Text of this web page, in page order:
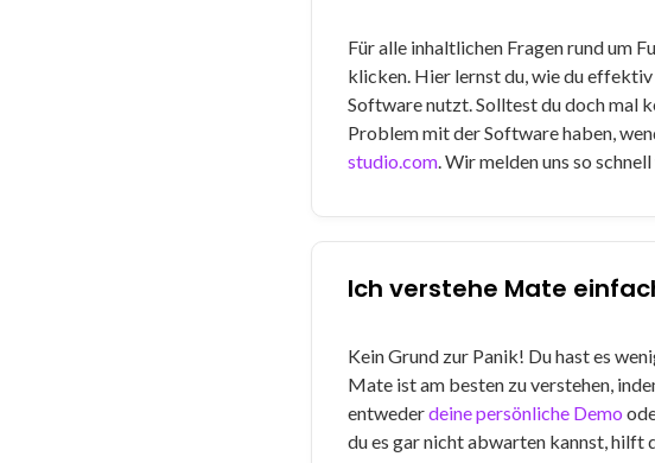
Für alle inhaltlichen Fragen rund um
klicken. Hier lernst du, wie du
Software nutzt. Solltest du doch mal
Problem mit der Software haben,
studio.com. Wir melden uns so
Ich verstehe Mate
Kein Grund zur Panik! Du hast es
Mate ist am besten zu verstehen,
entwederdeinepersönliche Demo
du es gar nicht abwarten kannst, hilft